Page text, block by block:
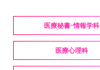
医療秘書・情報学科
医療心理科